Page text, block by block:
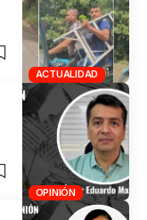
ACTUALIDAD
OPINIÓN